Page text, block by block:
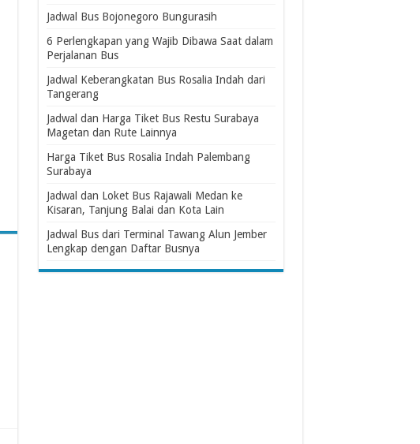
Jadwal Bus Bojonegoro Bungurasih
6 Perlengkapan yang Wajib Dibawa Saat dalam
Perjalanan Bus
Jadwal Keberangkatan Bus Rosalia Indah dari
Tangerang
Jadwal dan Harga Tiket Bus Restu Surabaya
Magetan dan Rute Lainnya
Harga Tiket Bus Rosalia Indah Palembang
Surabaya
Jadwal dan Loket Bus Rajawali Medan ke
Kisaran, Tanjung Balai dan Kota Lain
Jadwal Bus dari Terminal Tawang Alun Jember
Lengkap dengan Daftar Busnya